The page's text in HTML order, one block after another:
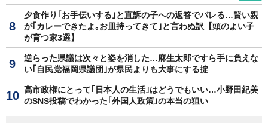
夕食作り｢お手伝いする｣と直訴の子への返答でバレる…賢い親
が｢カレーできたよ｡お皿持ってきて｣と言わぬ訳【頭のよい子
が育つ家3選】
逆らった県議は次々と姿を消した…麻生太郎ですら手に負えな
い｢自民党福岡県議団｣が県民よりも大事にする掟
高市政権にとって｢日本人の生活｣はどうでもいい…小野田紀美
のSNS投稿でわかった｢外国人政策｣の本当の狙い